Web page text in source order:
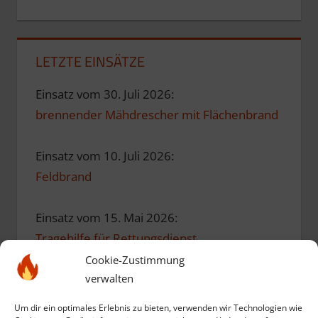
Cookie-Zustimmung
verwalten
Um dir ein optimales Erlebnis zu bieten, verwenden wir Technologien wie
LETZTE EINSÄTZE
Einsatz vom 30. Juli 2026:
brennender Mähdrescher mit Flächenbrand
Einsatz vom 10. Juli 2026:
Feldbrand
Einsatz vom 15. Mai 2026:
Tragehilfe für Rettungsdienst
Einsatz vom 10. Mai 2026: